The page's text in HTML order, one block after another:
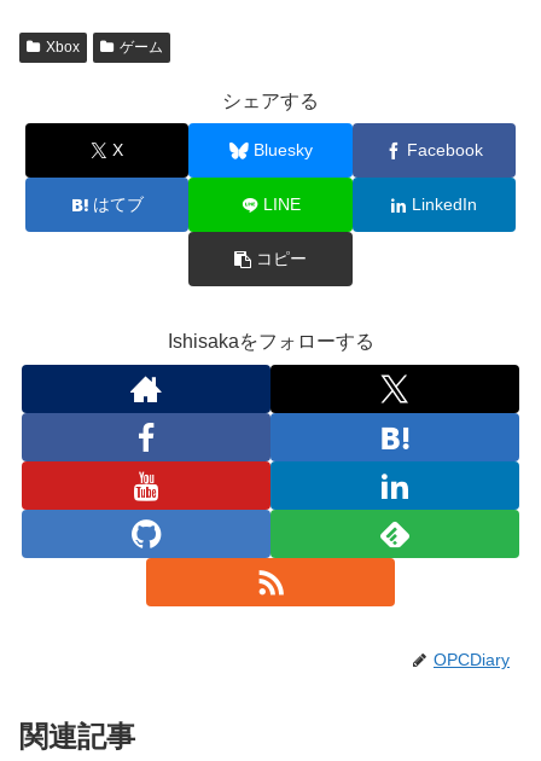
Xbox ゲーム
シェアする
X Bluesky Facebook
はてブ LINE LinkedIn
コピー
Ishisakaをフォローする
OPCDiary
関連記事